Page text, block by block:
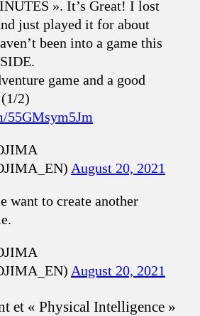
». It’s Great! I lost
just played it for about
been into a game this
game and a good
2)
55GMsym5Jm
August 20, 2021
want to create another
August 20, 2021
et « Physical Intelligence »